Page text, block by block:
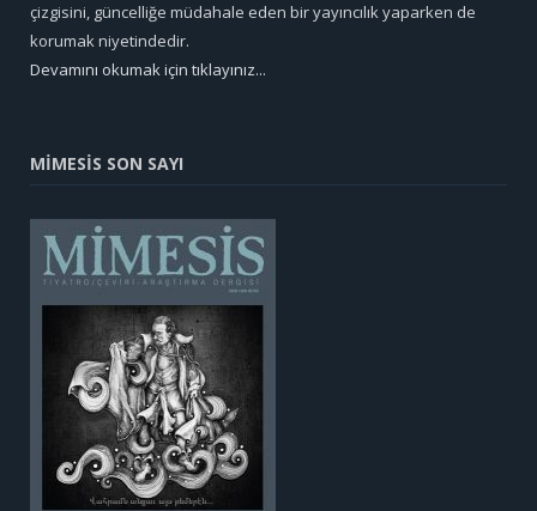
çizgisini, güncelliğe müdahale eden bir yayıncılık yaparken de
korumak niyetindedir.
Devamını okumak için tıklayınız...
MİMESİS SON SAYI